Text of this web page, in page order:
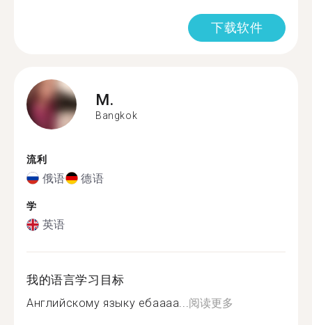
下载软件
M.
Bangkok
流利
俄语 德语
学
英语
我的语言学习目标
Английскому языку ебаааа...阅读更多